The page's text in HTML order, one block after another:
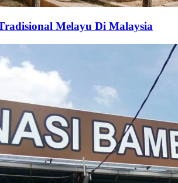
Melayu Di Malaysia